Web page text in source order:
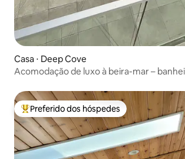
Casa ⋅ Deep Cove
Acomodação de luxo à beira-mar –
o mar
Entre os melhores preferidos dos hóspedes
Preferido dos hóspedes